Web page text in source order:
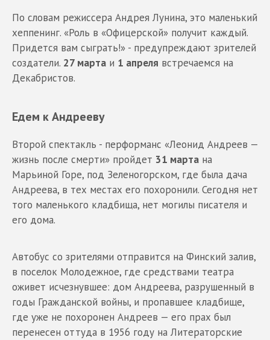
По словам режиссера Андрея Лунина, это маленький
хеппенинг. «Роль в «Офицерской» получит каждый.
Придется вам сыграть!» - предупреждают зрителей
создатели. 27 марта и 1 апреля встречаемся на
Декабристов.
Едем к Андрееву
Второй спектакль - перформанс «Леонид Андреев —
жизнь после смерти» пройдет 31 марта на
Марьиной Горе, под Зеленогорском, где была дача
Андреева, в тех местах его похоронили. Сегодня нет
того маленького кладбища, нет могилы писателя и
его дома.
Автобус со зрителями отправится на Финский залив,
в поселок Молодежное, где средствами театра
оживет исчезнувшее: дом Андреева, разрушенный в
годы Гражданской войны, и пропавшее кладбище,
где уже не похоронен Андреев — его прах был
перенесен оттуда в 1956 году на Литераторские